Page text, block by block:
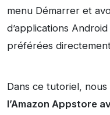
menu Démarrer et
d’applications
préférées
Dans ce tutoriel, nous
l’Amazon Appstore